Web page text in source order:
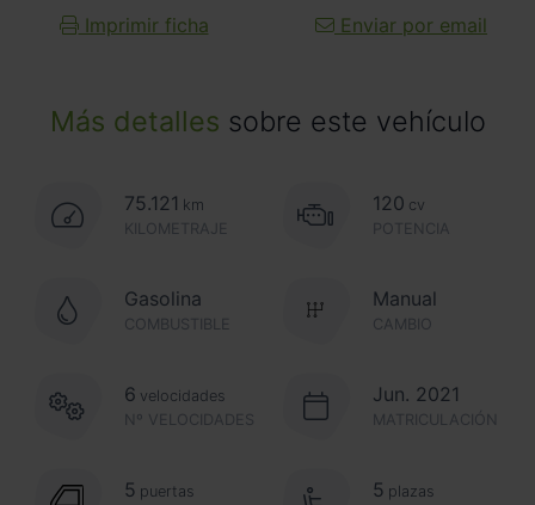
Más detalles sobre este vehículo
75.121 km
KILOMETRAJE
120 cv
POTENCIA
Gasolina
COMBUSTIBLE CAMBIO
Manual
Nº VELOCIDADES
6 velocidades Jun. 2021
MATRICULACIÓN
5 puertas
5 plazas
Imprimir ficha Enviar por email